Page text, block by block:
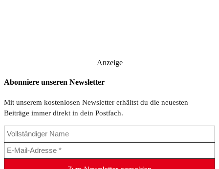
Anzeige
Abonniere unseren Newsletter
Mit unserem kostenlosen Newsletter erhältst du die neuesten
Beiträge immer direkt in dein Postfach.